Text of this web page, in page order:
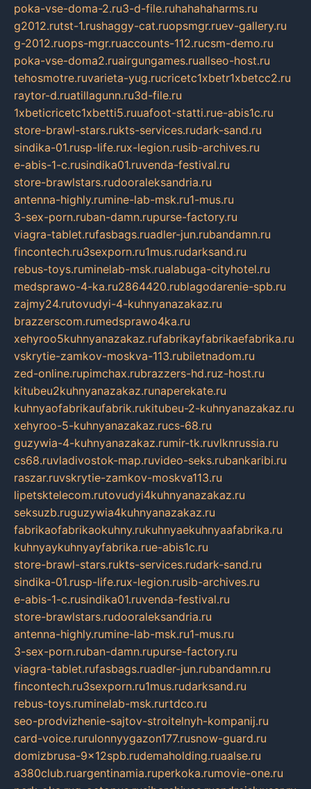
poka-vse-doma-2.ru3-d-file.ruhahahaharms.ru
g2012.rutst-1.rushaggy-cat.ruopsmgr.ruev-gallery.ru
g-2012.ruops-mgr.ruaccounts-112.rucsm-demo.ru
poka-vse-doma2.ruairgungames.ruallseo-host.ru
tehosmotre.ruvarieta-yug.rucricetc1xbetr1xbetcc2.ru
raytor-d.ruatillagunn.ru3d-file.ru
1xbeticricetc1xbetti5.ruuafoot-statti.rue-abis1c.ru
store-brawl-stars.rukts-services.rudark-sand.ru
sindika-01.rusp-life.rux-legion.rusib-archives.ru
e-abis-1-c.rusindika01.ruvenda-festival.ru
store-brawlstars.rudooraleksandria.ru
antenna-highly.rumine-lab-msk.ru1-mus.ru
3-sex-porn.ruban-damn.rupurse-factory.ru
viagra-tablet.rufasbags.ruadler-jun.rubandamn.ru
fincontech.ru3sexporn.ru1mus.rudarksand.ru
rebus-toys.ruminelab-msk.rualabuga-cityhotel.ru
medsprawo-4-ka.ru2864420.rublagodarenie-spb.ru
zajmy24.rutovudyi-4-kuhnyanazakaz.ru
brazzerscom.rumedsprawo4ka.ru
xehyroo5kuhnyanazakaz.rufabrikayfabrikaefabrika.ru
vskrytie-zamkov-moskva-113.rubiletnadom.ru
zed-online.rupimchax.rubrazzers-hd.ruz-host.ru
kitubeu2kuhnyanazakaz.runaperekate.ru
kuhnyaofabrikaufabrik.rukitubeu-2-kuhnyanazakaz.ru
xehyroo-5-kuhnyanazakaz.rucs-68.ru
guzywia-4-kuhnyanazakaz.rumir-tk.ruvlknrussia.ru
cs68.ruvladivostok-map.ruvideo-seks.rubankaribi.ru
raszar.ruvskrytie-zamkov-moskva113.ru
lipetsktelecom.rutovudyi4kuhnyanazakaz.ru
seksuzb.ruguzywia4kuhnyanazakaz.ru
fabrikaofabrikaokuhny.rukuhnyaekuhnyaafabrika.ru
kuhnyaykuhnyayfabrika.rue-abis1c.ru
store-brawl-stars.rukts-services.rudark-sand.ru
sindika-01.rusp-life.rux-legion.rusib-archives.ru
e-abis-1-c.rusindika01.ruvenda-festival.ru
store-brawlstars.rudooraleksandria.ru
antenna-highly.rumine-lab-msk.ru1-mus.ru
3-sex-porn.ruban-damn.rupurse-factory.ru
viagra-tablet.rufasbags.ruadler-jun.rubandamn.ru
fincontech.ru3sexporn.ru1mus.rudarksand.ru
rebus-toys.ruminelab-msk.rurtdco.ru
seo-prodvizhenie-sajtov-stroitelnyh-kompanij.ru
card-voice.rurulonnyygazon177.rusnow-guard.ru
domizbrusa-9x12spb.rudemaholding.ruaalse.ru
a380club.ruargentinamia.ruperkoka.rumovie-one.ru